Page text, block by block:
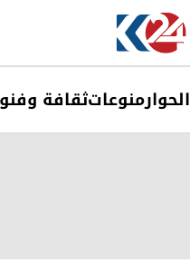
الحوارمنوعاتثقافة